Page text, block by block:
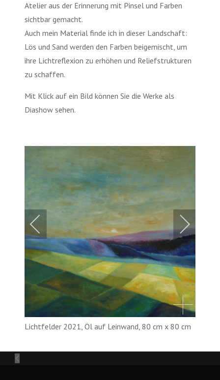
Atelier aus der Erinnerung mit Pinsel und Farben
sichtbar gemacht.
Auch mein Material finde ich in dieser Landschaft:
Lös und Sand werden den Farben beigemischt, um
ihre Lichtreflexion zu erhöhen und Reliefstrukturen
zu schaffen.
Mit Klick auf ein Bild können Sie die Werke als
Diashow sehen.
Lichtfelder 2021, Öl auf Leinwand, 80 cm x 80 cm